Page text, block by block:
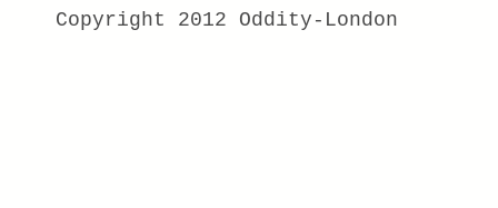
Copyright 2012 Oddity-London